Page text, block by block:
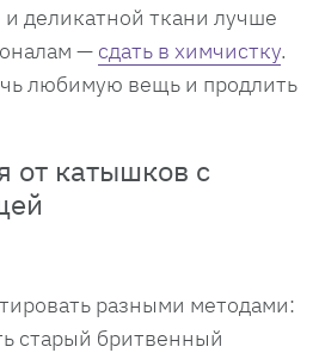
деликатной ткани лучше
— сдать в химчистку.
любимую вещь и продлить
от катышков с
разными методами:
старый бритвенный